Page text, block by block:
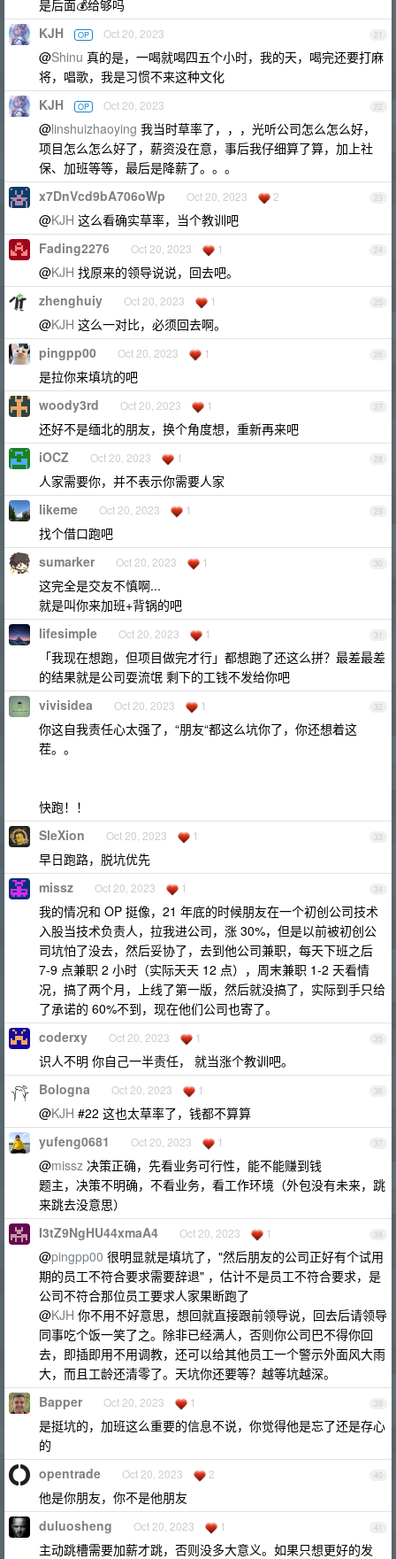
是后面💰给够吗
21
KJH OP Oct 20, 2023
@Shinu 真的是，一喝就喝四五个小时，我的天，喝完还要打麻
将，唱歌，我是习惯不来这种文化
22
KJH OP Oct 20, 2023
@linshuizhaoying 我当时草率了，，，光听公司怎么怎么好，
项目怎么怎么好了，薪资没在意，事后我仔细算了算，加上社
保、加班等等，最后是降薪了。。。
23
x7DnVcd9bA706oWp Oct 20, 2023 2
@KJH 这么看确实草率，当个教训吧
24
Fading2276 Oct 20, 2023 1
@KJH 找原来的领导说说，回去吧。
25
zhenghuiy Oct 20, 2023 1
@KJH 这么一对比，必须回去啊。
26
pingpp00 Oct 20, 2023 1
是拉你来填坑的吧
27
woody3rd Oct 20, 2023 1
还好不是缅北的朋友，换个角度想，重新再来吧
28
iOCZ Oct 20, 2023 1
人家需要你，并不表示你需要人家
29
likeme Oct 20, 2023 1
找个借口跑吧
30
sumarker Oct 20, 2023 1
这完全是交友不慎啊...
就是叫你来加班+背锅的吧
31
lifesimple Oct 20, 2023 1
「我现在想跑，但项目做完才行」都想跑了还这么拼？最差最差
的结果就是公司耍流氓 剩下的工钱不发给你吧
32
vivisidea Oct 20, 2023 1
你这自我责任心太强了，“朋友“都这么坑你了，你还想着这
茬。。
快跑！！
33
SleXion Oct 20, 2023 1
早日跑路，脱坑优先
34
missz Oct 20, 2023 1
我的情况和 OP 挺像，21 年底的时候朋友在一个初创公司技术
入股当技术负责人，拉我进公司，涨 30%，但是以前被初创公
司坑怕了没去，然后妥协了，去到他公司兼职，每天下班之后
7-9 点兼职 2 小时（实际天天 12 点），周末兼职 1-2 天看情
况，搞了两个月，上线了第一版，然后就没搞了，实际到手只给
了承诺的 60%不到，现在他们公司也寄了。
35
coderxy Oct 20, 2023 1
识人不明 你自己一半责任， 就当涨个教训吧。
36
Bologna Oct 20, 2023 1
@KJH #22 这也太草率了，钱都不算算
37
yufeng0681 Oct 20, 2023 1
@missz 决策正确，先看业务可行性，能不能赚到钱
题主，决策不明确，不看业务，看工作环境（外包没有未来，跳
来跳去没意思）
38
I3tZ9NgHU44xmaA4 Oct 20, 2023 1
@pingpp00 很明显就是填坑了，"然后朋友的公司正好有个试用
期的员工不符合要求需要辞退" ，估计不是员工不符合要求，是
公司不符合那位员工要求人家果断跑了
@KJH 你不用不好意思，想回就直接跟前领导说，回去后请领导
同事吃个饭一笑了之。除非已经满人，否则你公司巴不得你回
去，即插即用不用调教，还可以给其他员工一个警示外面风大雨
大，而且工龄还清零了。天坑你还要等？越等坑越深。
39
Bapper Oct 20, 2023 1
是挺坑的，加班这么重要的信息不说，你觉得他是忘了还是存心
的
40
opentrade Oct 20, 2023 2
他是你朋友，你不是他朋友
41
duluosheng Oct 20, 2023 1
主动跳槽需要加薪才跳，否则没多大意义。如果只想更好的发